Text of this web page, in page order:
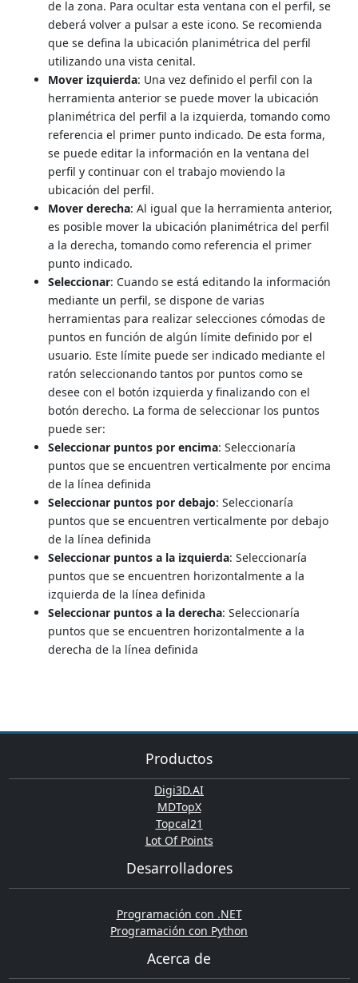
de la zona. Para ocultar esta ventana con el perfil, se
deberá volver a pulsar a este icono. Se recomienda
que se defina la ubicación planimétrica del perfil
utilizando una vista cenital.
Mover izquierda: Una vez definido el perfil con la
herramienta anterior se puede mover la ubicación
planimétrica del perfil a la izquierda, tomando como
referencia el primer punto indicado. De esta forma,
se puede editar la información en la ventana del
perfil y continuar con el trabajo moviendo la
ubicación del perfil.
Mover derecha: Al igual que la herramienta anterior,
es posible mover la ubicación planimétrica del perfil
a la derecha, tomando como referencia el primer
punto indicado.
Seleccionar: Cuando se está editando la información
mediante un perfil, se dispone de varias
herramientas para realizar selecciones cómodas de
puntos en función de algún límite definido por el
usuario. Este límite puede ser indicado mediante el
ratón seleccionando tantos por puntos como se
desee con el botón izquierda y finalizando con el
botón derecho. La forma de seleccionar los puntos
puede ser:
Seleccionar puntos por encima: Seleccionaría
puntos que se encuentren verticalmente por encima
de la línea definida
Seleccionar puntos por debajo: Seleccionaría
puntos que se encuentren verticalmente por debajo
de la línea definida
Seleccionar puntos a la izquierda: Seleccionaría
puntos que se encuentren horizontalmente a la
izquierda de la línea definida
Seleccionar puntos a la derecha: Seleccionaría
puntos que se encuentren horizontalmente a la
derecha de la línea definida
Productos
Digi3D.AI
MDTopX
Topcal21
Lot Of Points
Desarrolladores
Programación con .NET
Programación con Python
Acerca de